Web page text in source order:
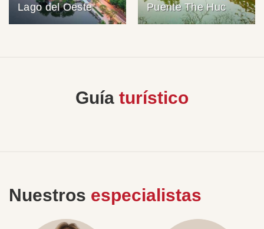
Lago del Oeste Puente The Huc
Guía turístico
Nuestros especialistas